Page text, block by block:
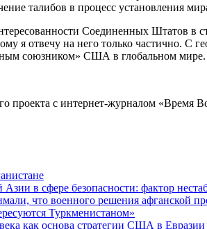
талибов в процесс установления
Соединенных Штатов
я отвечу на него только частично. С
союзником» США в глобальном
проекта с интернет-журналом
в сфере безопасности: фактор
что военного решения афганской
Туркменистаном»
как основа стратегии США в Евразии